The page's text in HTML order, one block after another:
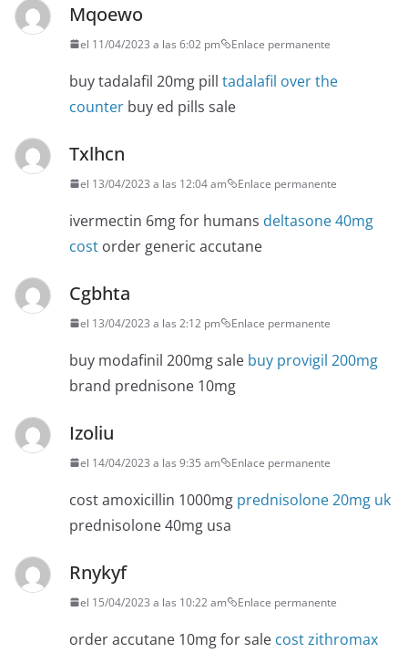
Mqoewo
el 11/04/2023 a las 6:02 pm Enlace permanente
buy tadalafil 20mg pill tadalafil over the
counter buy ed pills sale
Txlhcn
el 13/04/2023 a las 12:04 am Enlace permanente
ivermectin 6mg for humans deltasone 40mg
cost order generic accutane
Cgbhta
el 13/04/2023 a las 2:12 pm Enlace permanente
buy modafinil 200mg sale buy provigil 200mg
brand prednisone 10mg
Izoliu
el 14/04/2023 a las 9:35 am Enlace permanente
cost amoxicillin 1000mg prednisolone 20mg uk
prednisolone 40mg usa
Rnykyf
el 15/04/2023 a las 10:22 am Enlace permanente
order accutane 10mg for sale cost zithromax